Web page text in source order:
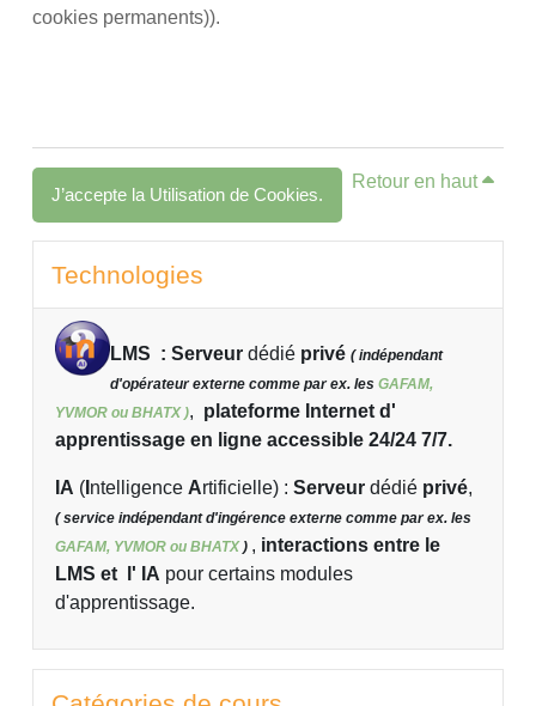
cookies permanents)).
J’accepte la Utilisation de Cookies.
Retour en haut
Blocs
Technologies
LMS : Serveur dédié privé ( indépendant
d'opérateur externe comme par ex. les GAFAM,
YVMOR ou BHATX ), plateforme Internet d'
apprentissage en ligne accessible 24/24 7/7.
IA ( ntelligence Artificielle) : Serveur dédié privé,
( service indépendant d'ingérence externe comme par ex. les
GAFAM, YVMOR ou BHATX) , interactions entre le
LMS et l' IA pour certains modules
d'apprentissage.